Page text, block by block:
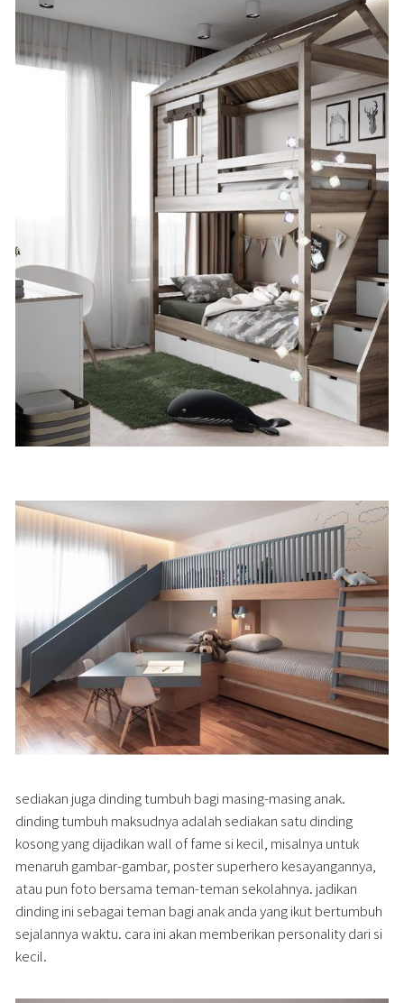
sediakan juga dinding tumbuh bagi masing-masing anak.
dinding tumbuh maksudnya adalah sediakan satu dinding
kosong yang dijadikan wall of fame si kecil, misalnya untuk
menaruh gambar-gambar, poster superhero kesayangannya,
atau pun foto bersama teman-teman sekolahnya. jadikan
dinding ini sebagai teman bagi anak anda yang ikut bertumbuh
sejalannya waktu. cara ini akan memberikan personality dari si
kecil.